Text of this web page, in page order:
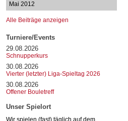
Mai 2012
Alle Beiträge anzeigen
Turniere/Events
29.08.2026
Schnupperkurs
30.08.2026
Vierter (letzter) Liga-Spieltag 2026
30.08.2026
Offener Bouletreff
Unser Spielort
Wir spielen (fast) täglich auf dem